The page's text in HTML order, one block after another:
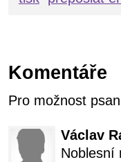
Komentáře
Pro možnost
Václav
Noblesní